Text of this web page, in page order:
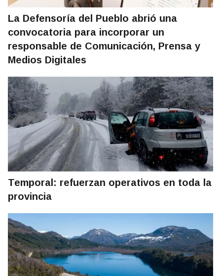
La Defensoría del Pueblo abrió una
convocatoria para incorporar un
responsable de Comunicación, Prensa y
Medios Digitales
Temporal: refuerzan operativos en toda la
provincia